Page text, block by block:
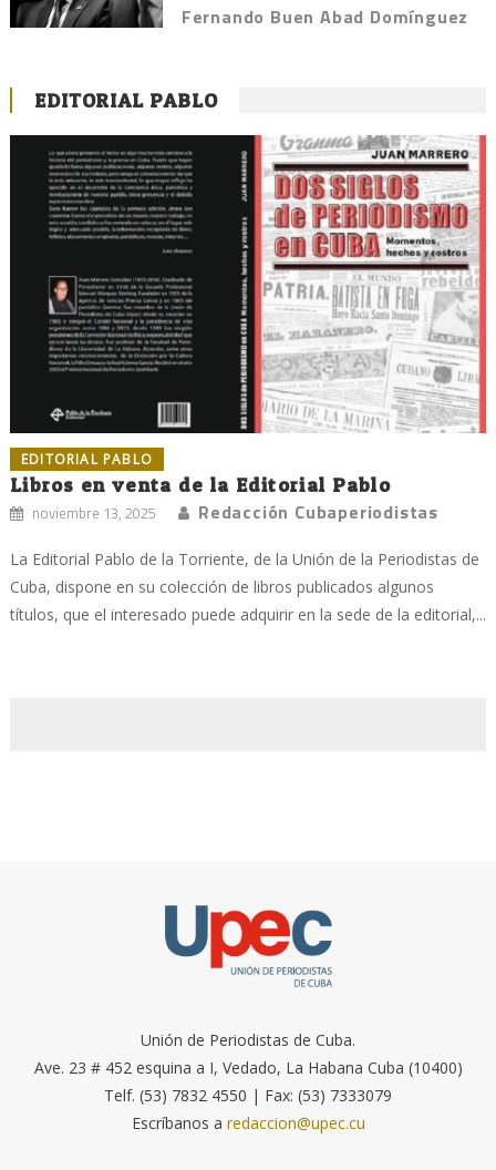
Fernando Buen Abad Domínguez
EDITORIAL PABLO
EDITORIAL PABLO
Libros en venta de la Editorial Pablo
noviembre 13, 2025 Redacción Cubaperiodistas
La Editorial Pablo de la Torriente, de la Unión de la Periodistas de
Cuba, dispone en su colección de libros publicados algunos
títulos, que el interesado puede adquirir en la sede de la editorial,...
Unión de Periodistas de Cuba.
Ave. 23 # 452 esquina a I, Vedado, La Habana Cuba (10400)
Telf. (53) 7832 4550 | Fax: (53) 7333079
Escríbanos a redaccion@upec.cu